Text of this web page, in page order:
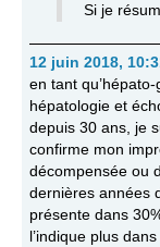
Si je
12 juin 2018,
en tant
hépatologie et
depuis 30 ans, je
confirme mon
décompensée ou
dernières années
présente dans
l’indique plus